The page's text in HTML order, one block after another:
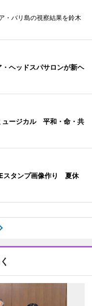
・バリ島の視察結果を鈴木
ヘッドスパサロンが新ヘ
ュージカル 平和・命・共
スタンプ画像作り 夏休